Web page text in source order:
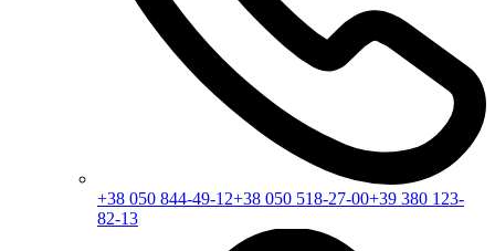
+38 050 844-49-12+38 050 518-27-00+39 380 123-
82-13